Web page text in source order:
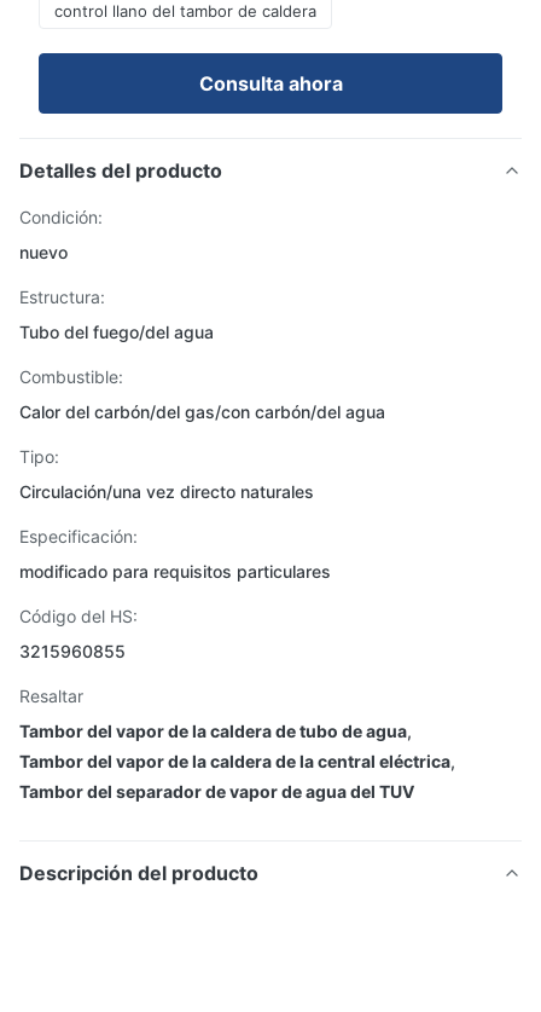
control llano del tambor de caldera
Consulta ahora
Detalles del producto
Condición:
nuevo
Estructura:
Tubo del fuego/del agua
Combustible:
Calor del carbón/del gas/con carbón/del agua
Tipo:
Circulación/una vez directo naturales
Especificación:
modificado para requisitos particulares
Código del HS:
3215960855
Resaltar
Tambor del vapor de la caldera de tubo de agua,
Tambor del vapor de la caldera de la central eléctrica,
Tambor del separador de vapor de agua del TUV
Descripción del producto